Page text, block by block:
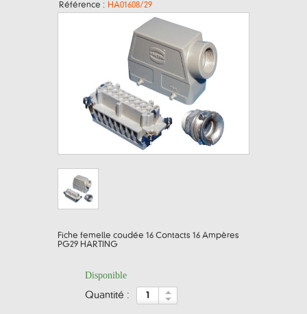
Référence : HA01608/29
Fiche femelle coudée 16 Contacts 16 Ampères
PG29 HARTING
Disponible
quantité :